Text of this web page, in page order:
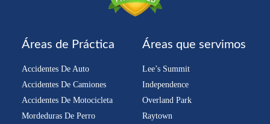
Áreas de Práctica
Accidentes De Auto
Accidentes De Camiones
Accidentes De Motocicleta
Mordeduras De Perro
Áreas que servimos
Lee’s Summit
Independence
Overland Park
Raytown